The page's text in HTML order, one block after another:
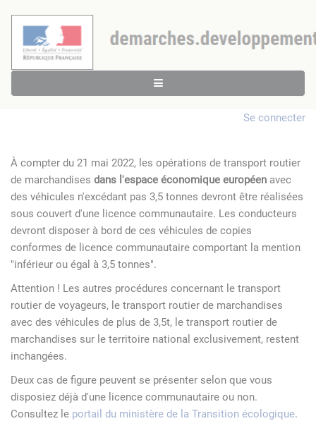
Se connecter
À compter du 21 mai 2022, les opérations de transport routier
de marchandises dans l'espace économique européen avec
des véhicules n'excédant pas 3,5 tonnes devront être réalisées
sous couvert d'une licence communautaire. Les conducteurs
devront disposer à bord de ces véhicules de copies
conformes de licence communautaire comportant la mention
"inférieur ou égal à 3,5 tonnes".
Attention ! Les autres procédures concernant le transport
routier de voyageurs, le transport routier de marchandises
avec des véhicules de plus de 3,5t, le transport routier de
marchandises sur le territoire national exclusivement, restent
inchangées.
Deux cas de figure peuvent se présenter selon que vous
disposiez déjà d'une licence communautaire ou non.
Consultez le portail du ministère de la Transition écologique.